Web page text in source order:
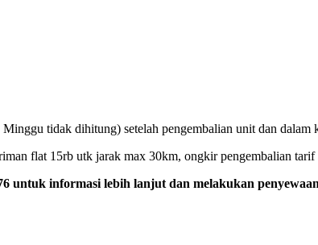
tidak dihitung) setelah pengembalian unit dan dalam
flat 15rb utk jarak max 30km, ongkir pengembalian tarif
untuk informasi lebih lanjut dan melakukan